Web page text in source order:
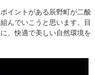
イントがある辰野町が二酸
んでいこうと思います。目
、快適で美しい自然環境を